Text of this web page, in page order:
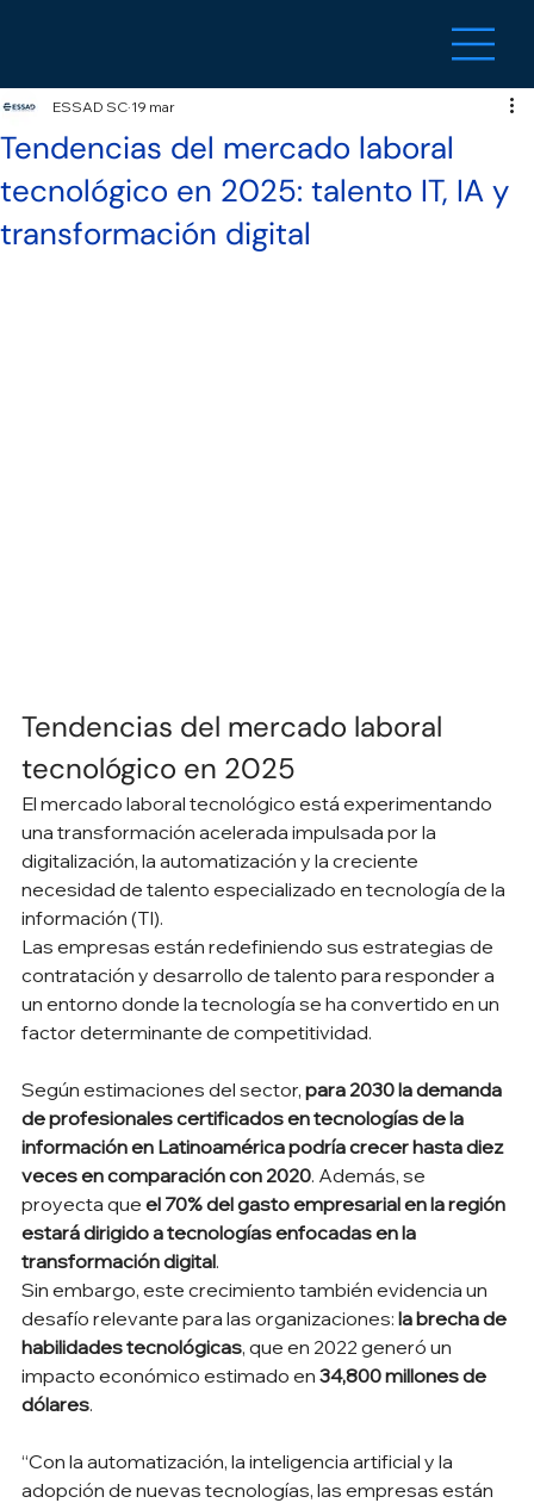
Tendencias del mercado laboral
tecnológico en 2025: talento IT, IA y
transformación digital
ESSAD SC 19 mar
Tendencias del mercado laboral
tecnológico en 2025
El mercado laboral tecnológico está experimentando
una transformación acelerada impulsada por la
digitalización, la automatización y la creciente
necesidad de talento especializado en tecnología de la
información (TI).
Las empresas están redefiniendo sus estrategias de
contratación y desarrollo de talento para responder a
un entorno donde la tecnología se ha convertido en un
factor determinante de competitividad.
Según estimaciones del sector, para 2030 la demanda
de profesionales certificados en tecnologías de la
información en Latinoamérica podría crecer hasta diez
veces en comparación con 2020. Además, se
proyecta que el 70% del gasto empresarial en la región
estará dirigido a tecnologías enfocadas en la
transformación digital.
Sin embargo, este crecimiento también evidencia un
desafío relevante para las organizaciones: la brecha de
habilidades tecnológicas, que en 2022 generó un
impacto económico estimado en 34,800 millones de
dólares.
“Con la automatización, la inteligencia artificial y la
adopción de nuevas tecnologías, las empresas están